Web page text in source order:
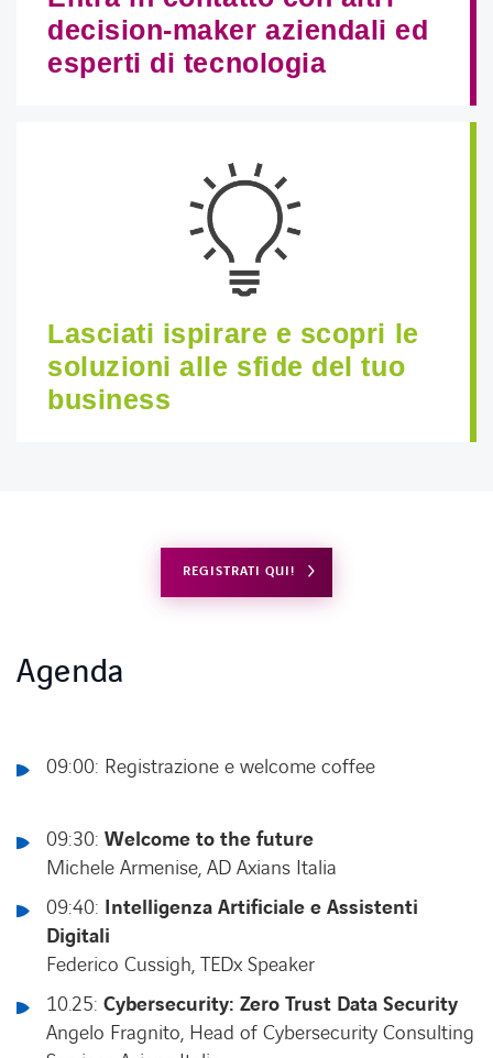
decision-maker aziendali ed
esperti di tecnologia
Lasciati ispirare e scopri le
soluzioni alle sfide del tuo
business
REGISTRATI QUI!
Agenda
09:00: Registrazione e welcome coffee
09:30: Welcome to the future
Michele Armenise, AD Axians Italia
09:40: Intelligenza Artificiale e Assistenti
Digitali
Federico Cussigh, TEDx Speaker
10.25: Cybersecurity: Zero Trust Data Security
Angelo Fragnito, Head of Cybersecurity Consulting